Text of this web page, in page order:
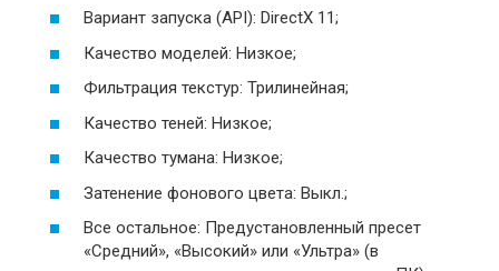
Вариант запуска (API): DirectX 11;
Качество моделей: Низкое;
Фильтрация текстур: Трилинейная;
Качество теней: Низкое;
Качество тумана: Низкое;
Затенение фонового цвета: Выкл.;
Все остальное: Предустановленный пресет
«Средний», «Высокий» или «Ультра» (в